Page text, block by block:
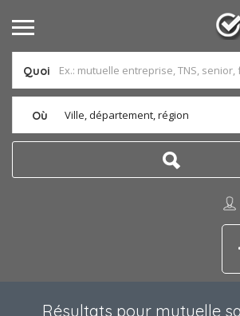
Quoi
Où Ville, département, région
Résultats pour mutuelle